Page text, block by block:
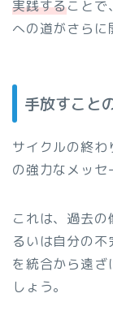
実践することで
への道がさらに
手放すこと
サイクルの終わ
の強力なメッセ
これは、過去
るいは自分の
を統合から遠ざ
しょう。